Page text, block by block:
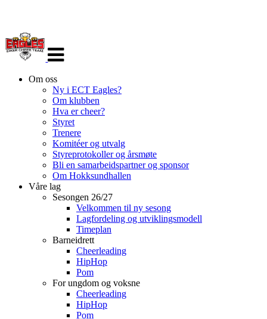
navigasjon
Om oss
Ny i ECT Eagles?
Om klubben
Hva er cheer?
Styret
Trenere
Komitéer og utvalg
Styreprotokoller og årsmøte
Bli en samarbeidspartner og sponsor
Om Hokksundhallen
Våre lag
Sesongen 26/27
Velkommen til ny sesong
Lagfordeling og utviklingsmodell
Timeplan
Barneidrett
Cheerleading
HipHop
Pom
For ungdom og voksne
Cheerleading
HipHop
Pom